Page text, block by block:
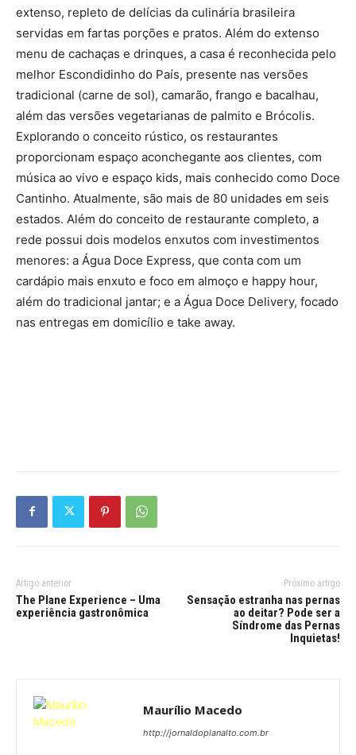
extenso, repleto de delícias da culinária brasileira
servidas em fartas porções e pratos. Além do extenso
menu de cachaças e drinques, a casa é reconhecida pelo
melhor Escondidinho do País, presente nas versões
tradicional (carne de sol), camarão, frango e bacalhau,
além das versões vegetarianas de palmito e Brócolis.
Explorando o conceito rústico, os restaurantes
proporcionam espaço aconchegante aos clientes, com
música ao vivo e espaço kids, mais conhecido como Doce
Cantinho. Atualmente, são mais de 80 unidades em seis
estados. Além do conceito de restaurante completo, a
rede possui dois modelos enxutos com investimentos
menores: a Água Doce Express, que conta com um
cardápio mais enxuto e foco em almoço e happy hour,
além do tradicional jantar; e a Água Doce Delivery, focado
nas entregas em domicílio e take away.
Artigo anterior
The Plane Experience – Uma
experiência gastronômica
Próximo artigo
Sensação estranha nas pernas
ao deitar? Pode ser a
Síndrome das Pernas
Inquietas!
Maurílio Macedo
http://jornaldoplanalto.com.br